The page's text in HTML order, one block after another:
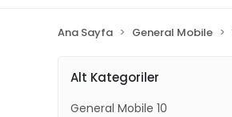
Ana Sayfa General Mobile
Alt Kategoriler
General Mobile 10